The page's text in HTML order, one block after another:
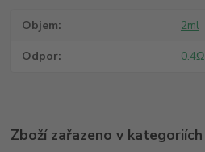
Objem 2ml
Odpor 0.4Ω
Zboží zařazeno v kategoriích